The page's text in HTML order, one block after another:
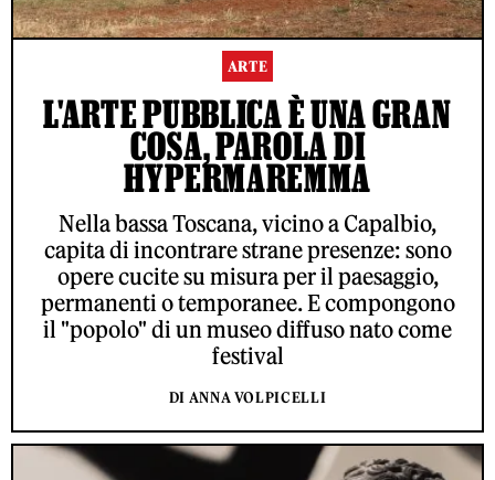
ARTE
L'ARTE PUBBLICA È UNA GRAN
COSA, PAROLA DI
HYPERMAREMMA
Nella bassa Toscana, vicino a Capalbio,
capita di incontrare strane presenze: sono
opere cucite su misura per il paesaggio,
permanenti o temporanee. E compongono
il "popolo" di un museo diffuso nato come
festival
DI ANNA VOLPICELLI